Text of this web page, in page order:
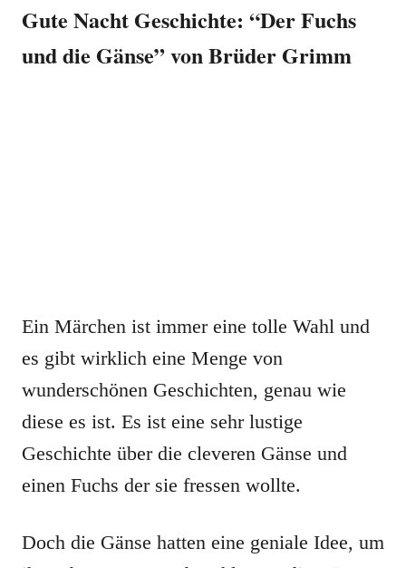
Gute Nacht Geschichte: “Der Fuchs
und die Gänse” von Brüder Grimm
Ein Märchen ist immer eine tolle Wahl und
es gibt wirklich eine Menge von
wunderschönen Geschichten, genau wie
diese es ist. Es ist eine sehr lustige
Geschichte über die cleveren Gänse und
einen Fuchs der sie fressen wollte.
Doch die Gänse hatten eine geniale Idee, um